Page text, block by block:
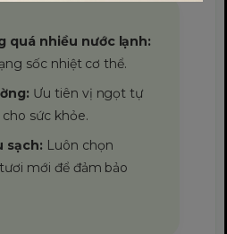
quá nhiều nước lạnh:
sốc nhiệt cơ thể.
Ưu tiên vị ngọt tự
sức khỏe.
sạch: Luôn chọn
mới để đảm bảo